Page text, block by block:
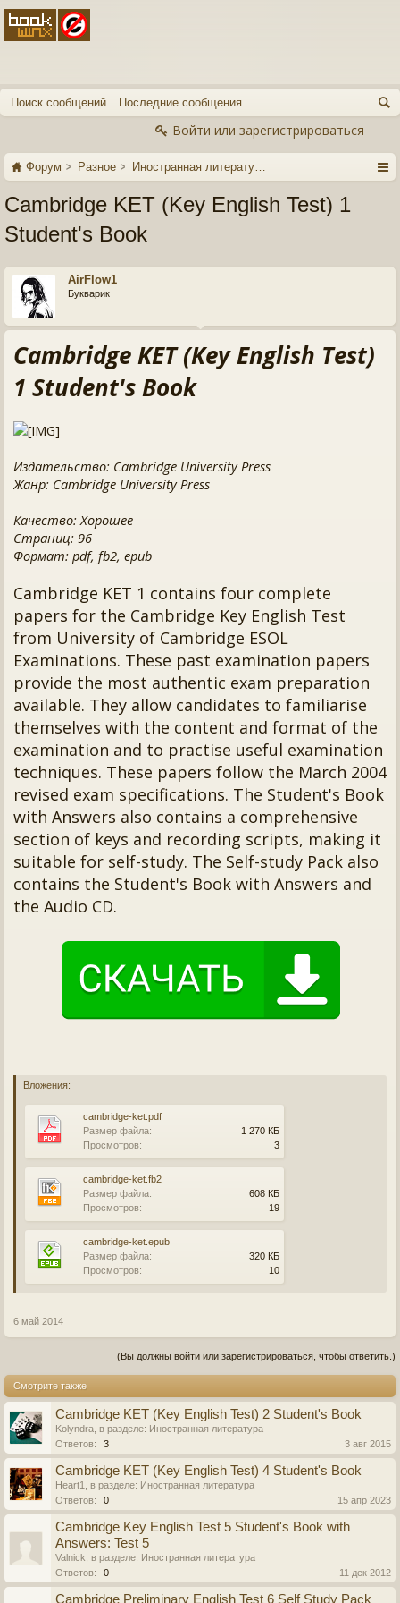
Поиск сообщений Последние сообщения
Войти или зарегистрироваться
Форум Разное Иностранная литература
Cambridge KET (Key English Test) 1
Student's Book
AirFlow1
Букварик
Cambridge KET (Key English Test)
1 Student's Book
Издательство: Cambridge University Press
Жанр: Cambridge University Press
Качество: Хорошее
Страниц: 96
Формат: pdf, fb2, epub
Cambridge KET 1 contains four complete
papers for the Cambridge Key English Test
from University of Cambridge ESOL
Examinations. These past examination papers
provide the most authentic exam preparation
available. They allow candidates to familiarise
themselves with the content and format of the
examination and to practise useful examination
techniques. These papers follow the March 2004
revised exam specifications. The Student's Book
with Answers also contains a comprehensive
section of keys and recording scripts, making it
suitable for self-study. The Self-study Pack also
contains the Student's Book with Answers and
the Audio CD.
Вложения:
cambridge-ket.pdf
Размер файла:
1 270 КБ
Просмотров:
3
cambridge-ket.fb2
Размер файла:
608 КБ
Просмотров:
19
cambridge-ket.epub
Размер файла:
320 КБ
Просмотров:
10
6 май 2014
(Вы должны войти или зарегистрироваться, чтобы ответить.)
Смотрите также
Cambridge KET (Key English Test) 2 Student's Book
Kolyndra , в разделе: Иностранная литература
Ответов:
3 3 авг 2015
Cambridge KET (Key English Test) 4 Student's Book
Heart1 , в разделе: Иностранная литература
Ответов:
0 15 апр 2023
Cambridge Key English Test 5 Student's Book with
Answers: Test 5
Valnick , в разделе: Иностранная литература
Ответов:
0 11 дек 2012
Cambridge Preliminary English Test 6 Self Study Pack